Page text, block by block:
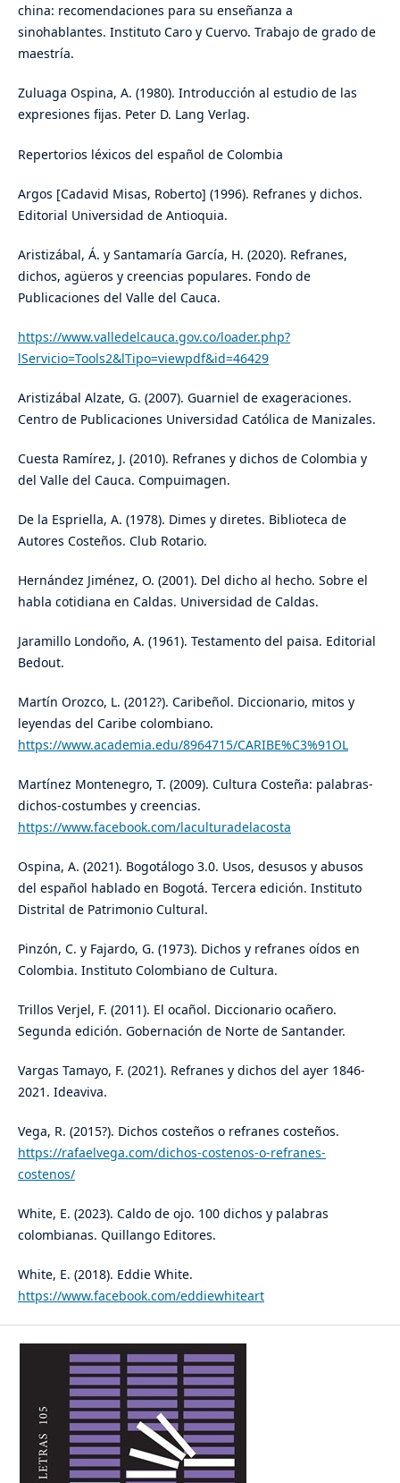
china: recomendaciones para su enseñanza a
sinohablantes. Instituto Caro y Cuervo. Trabajo de grado de
maestría.
Zuluaga Ospina, A. (1980). Introducción al estudio de las
expresiones fijas. Peter D. Lang Verlag.
Repertorios léxicos del español de Colombia
Argos [Cadavid Misas, Roberto] (1996). Refranes y dichos.
Editorial Universidad de Antioquia.
Aristizábal, Á. y Santamaría García, H. (2020). Refranes,
dichos, agüeros y creencias populares. Fondo de
Publicaciones del Valle del Cauca.
https://www.valledelcauca.gov.co/loader.php?
lServicio=Tools2&lTipo=viewpdf&id=46429
Aristizábal Alzate, G. (2007). Guarniel de exageraciones.
Centro de Publicaciones Universidad Católica de Manizales.
Cuesta Ramírez, J. (2010). Refranes y dichos de Colombia y
del Valle del Cauca. Compuimagen.
De la Espriella, A. (1978). Dimes y diretes. Biblioteca de
Autores Costeños. Club Rotario.
Hernández Jiménez, O. (2001). Del dicho al hecho. Sobre el
habla cotidiana en Caldas. Universidad de Caldas.
Jaramillo Londoño, A. (1961). Testamento del paisa. Editorial
Bedout.
Martín Orozco, L. (2012?). Caribeñol. Diccionario, mitos y
leyendas del Caribe colombiano.
https://www.academia.edu/8964715/CARIBE%C3%91OL
Martínez Montenegro, T. (2009). Cultura Costeña: palabras-
dichos-costumbes y creencias.
https://www.facebook.com/laculturadelacosta
Ospina, A. (2021). Bogotálogo 3.0. Usos, desusos y abusos
del español hablado en Bogotá. Tercera edición. Instituto
Distrital de Patrimonio Cultural.
Pinzón, C. y Fajardo, G. (1973). Dichos y refranes oídos en
Colombia. Instituto Colombiano de Cultura.
Trillos Verjel, F. (2011). El ocañol. Diccionario ocañero.
Segunda edición. Gobernación de Norte de Santander.
Vargas Tamayo, F. (2021). Refranes y dichos del ayer 1846-
2021. Ideaviva.
Vega, R. (2015?). Dichos costeños o refranes costeños.
https://rafaelvega.com/dichos-costenos-o-refranes-
costenos/
White, E. (2023). Caldo de ojo. 100 dichos y palabras
colombianas. Quillango Editores.
White, E. (2018). Eddie White.
https://www.facebook.com/eddiewhiteart